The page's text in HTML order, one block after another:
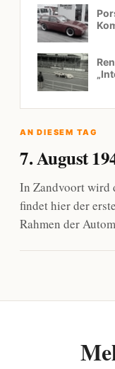
AN DIESEM TAG
7. August
In Zandvoort wird
findet hier der
Rahmen der